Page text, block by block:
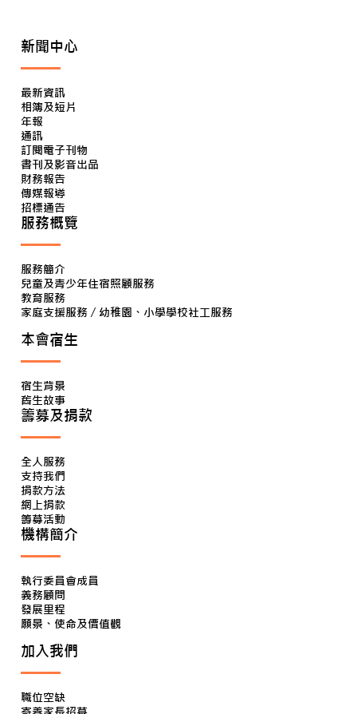
新聞中心
最新資訊
相簿及短片
年報
通訊
訂閱電子刊物
書刊及影音出品
財務報告
傳媒報導
招標通告
服務概覽
服務簡介
兒童及青少年住宿照顧服務
教育服務
家庭支援服務 / 幼稚園、小學學校社工服務
本會宿生
宿生背景
舊生故事
籌募及捐款
全人服務
支持我們
捐款方法
網上捐款
籌募活動
機構簡介
執行委員會成員
義務顧問
發展里程
願景、使命及價值觀
加入我們
職位空缺